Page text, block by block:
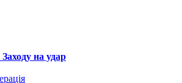
на удар